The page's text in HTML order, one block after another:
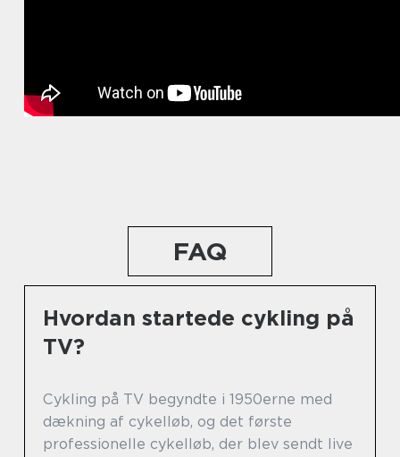
FAQ
Hvordan startede cykling på
TV?
Cykling på TV begyndte i 1950erne med
dækning af cykelløb, og det første
professionelle cykelløb, der blev sendt live